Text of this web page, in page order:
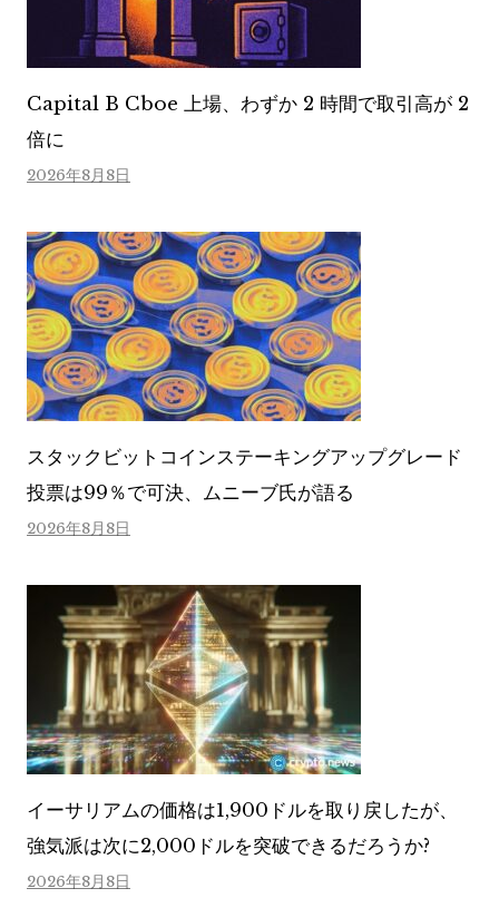
Capital B Cboe 上場、わずか 2 時間で取引高が 2
倍に
2026年8月8日
スタックビットコインステーキングアップグレード
投票は99％で可決、ムニーブ氏が語る
2026年8月8日
イーサリアムの価格は1,900ドルを取り戻したが、
強気派は次に2,000ドルを突破できるだろうか?
2026年8月8日